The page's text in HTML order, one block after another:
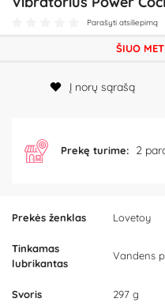
Parašyti atsiliepimą
Prekės ženklas Lovetoy
Tinkamas
lubrikantas
Vandens
Svoris 297 g
ŠIUO
Į norų sąrašą
Prekę turime: 2